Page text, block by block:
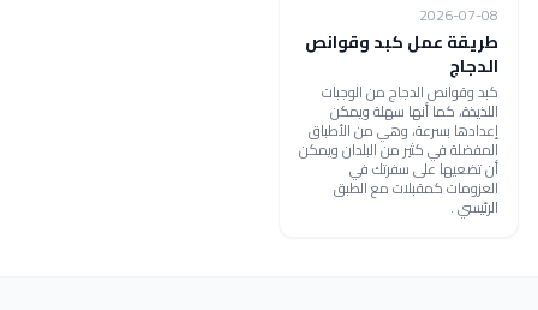
2026-07-08
طريقة عمل كبد وقوانص
الدجاج
كبد وقوانص الدجاج من الوجبات
اللذيذة، كما أنها سهلة ويمكن
إعدادها بسرعة، وهي من الأطباق
المفضلة في كثير من البلدان ويمكن
أن تضعيها على سفرتك في
العزومات كمقبلات مع الطبق
الرئيسي .